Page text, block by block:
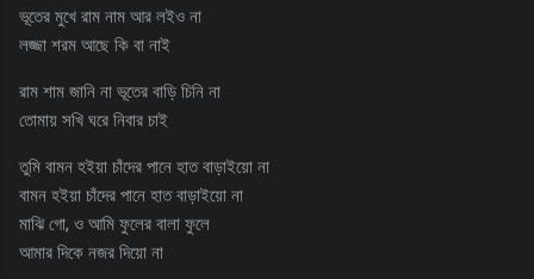
ভূতের মুখে রাম নাম আর লইও না
লজ্জা শরম আছে কি বা নাই
রাম শাম জানি না ভূতের বাড়ি চিনি না
তোমায় সখি ঘরে নিবার চাই
তুমি বামন হইয়া চাঁদের পানে হাত বাড়াইয়ো না
বামন হইয়া চাঁদের পানে হাত বাড়াইয়ো না
মাঝি গো, ও আমি ফুলের বালা ফুলে
আমার দিকে নজর দিয়ো না